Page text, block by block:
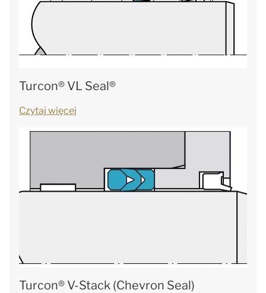
Turcon® VL Seal®
Czytaj więcej
Turcon® V-Stack (Chevron Seal)